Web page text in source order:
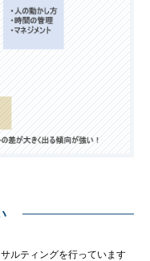
ルティングを行っています